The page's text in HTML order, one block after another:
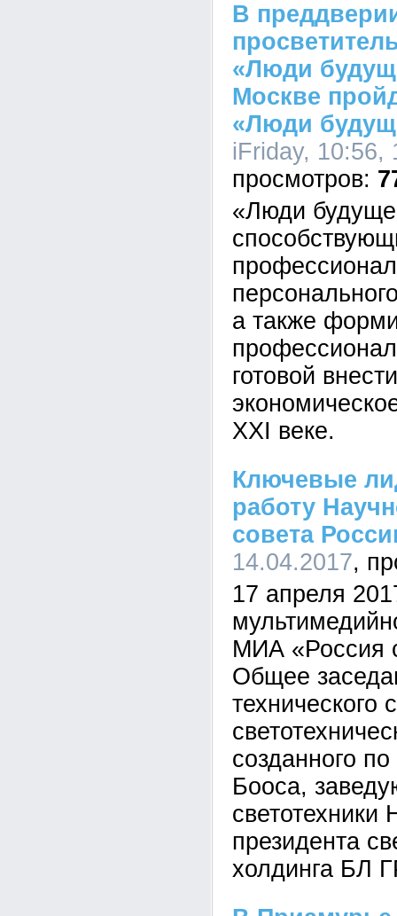
В
«Люди
Москве
«Люди
iFriday, 10:56,
«Люди
а также
готовой
XXI веке.
Ключевые
работу
совета
14.04.2017
17 апреля
МИА «Россия
Общее
технического
созданного
Бооса,
президента
холдинга БЛ